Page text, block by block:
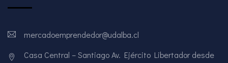
mercadoemprendedor@udalba.cl
Casa Central – Santiago Av. Ejército Libertador desde